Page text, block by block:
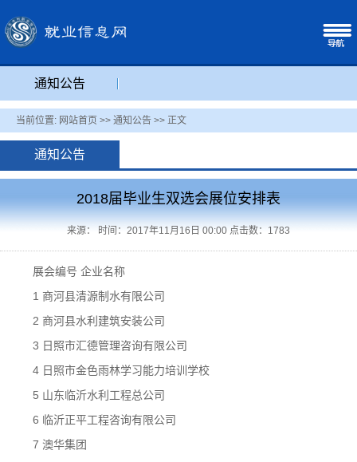
通知公告
当前位置: 网站首页 >> 通知公告 >> 正文
通知公告
2018届毕业生双选会展位安排表
来源： 时间：2017年11月16日 00:00 点击数： 1783
展会编号 企业名称
1 商河县清源制水有限公司
2 商河县水利建筑安装公司
3 日照市汇德管理咨询有限公司
4 日照市金色雨林学习能力培训学校
5 山东临沂水利工程总公司
6 临沂正平工程咨询有限公司
7 澳华集团